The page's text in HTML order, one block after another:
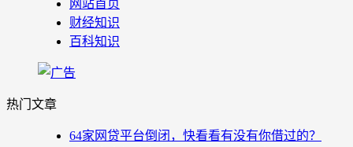
网站首页
财经知识
百科知识
热门文章
64家网贷平台倒闭，快看看有没有你借过的？